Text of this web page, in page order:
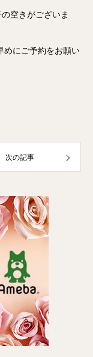
空きがございま
めにご予約をお願い
次の記事